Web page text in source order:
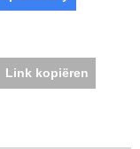
Link kopiëren